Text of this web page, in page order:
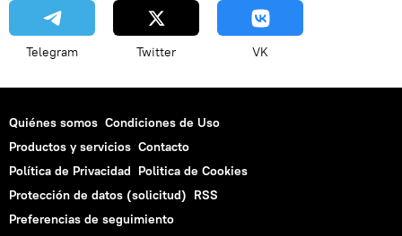
Telegram Twitter VK
Quiénes somos Condiciones de Uso
Productos y servicios Contacto
Política de Privacidad Politica de Cookies
Protección de datos (solicitud) RSS
Preferencias de seguimiento